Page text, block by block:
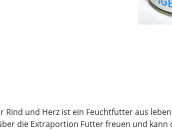
und Herz ist ein Feuchtfutter aus
die Extraportion Futter freuen und